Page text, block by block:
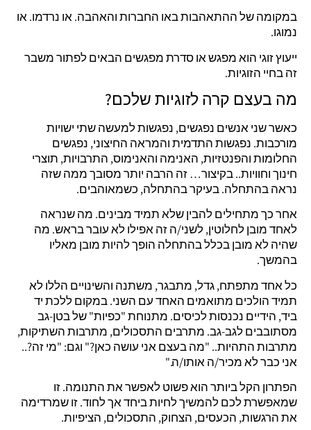
במקומה של ההתאהבות באו החברות והאהבה. או נרדמו. או
נמוגו.
ייעוץ זוגי הוא מפגש או סדרת מפגשים הבאים לפתור משבר
זה בחיי הזוגיות.
מה בעצם קרה לזוגיות שלכם?
כאשר שני אנשים נפגשים, נפגשות למעשה שתי ישויות
מורכבות. נפגשות התדמית והמראה החיצוני, נפגשים
החלומות והפנטזיות, האנימה והאנימוס, התרבויות, תוצרי
חינוך וחוויות.. בקיצור… זה הרבה יותר מסובך ממה שזה
נראה בהתחלה. בעיקר בהתחלה, כשמאוהבים.
אחר כך מתחילים להבין שלא תמיד מבינים. מה שנראה
לאחד מובן לחלוטין, לשני/ה זה אפילו לא עובר בראש. מה
שהיה לא מובן בכלל בהתחלה הופך להיות מובן מאליו
בהמשך.
כל אחד מתפתח, גדל, מתבגר, משתנה והשינויים הללו לא
תמיד הולכים מתואמים האחד עם השני. במקום ללכת יד
ביד, הידיים נכנסות לכיסים. מתנוחת "כפיות" של בטן-גב
מסתובבים לגב-גב. מתרבים התסכולים, מתרבות השתיקות,
מתרבות התהיות.. "מה בעצם אני עושה כאן?" וגם: "מי זה?..
אני כבר לא מכיר/ה אותו/ה."
הפתרון הקל ביותר הוא פשוט לאפשר את התנומה. זו
שמאפשרת לכם להמשיך לחיות ביחד אך לחוד. זו שמרדימה
את הרגשות, הכעסים, הצחוק, התסכולים, הציפיות.